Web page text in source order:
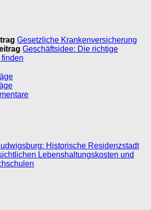
Gesetzliche Krankenversicherung
Geschäftsidee: Die richtige
Historische Residenzstadt
Lebenshaltungskosten und